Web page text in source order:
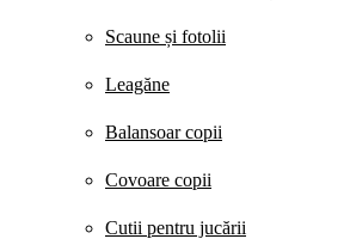
Scaune și fotolii
Leagăne
Balansoar copii
Covoare copii
Cutii pentru jucării